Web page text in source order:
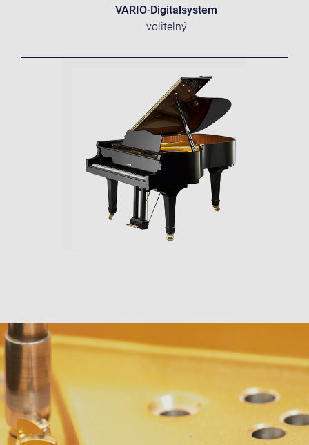
VARIO-Digitalsystem
volitelný